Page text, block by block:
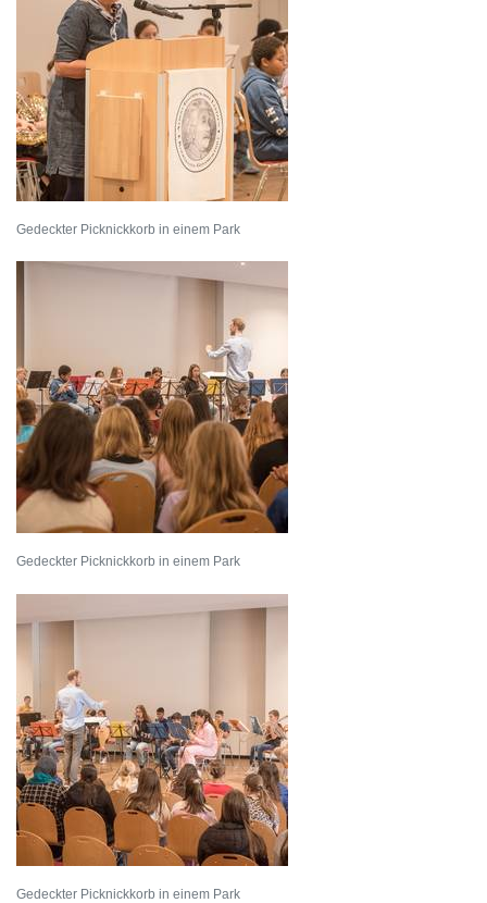
Gedeckter Picknickkorb in einem Park
Gedeckter Picknickkorb in einem Park
Gedeckter Picknickkorb in einem Park